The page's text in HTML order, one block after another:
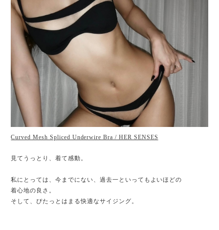
Curved Mesh Spliced Underwire Bra / HER SENSES
見てうっとり、着て感動。
私にとっては、今までにない、過去一といってもよいほどの
着心地の良さ。
そして、ぴたっとはまる快適なサイジング。